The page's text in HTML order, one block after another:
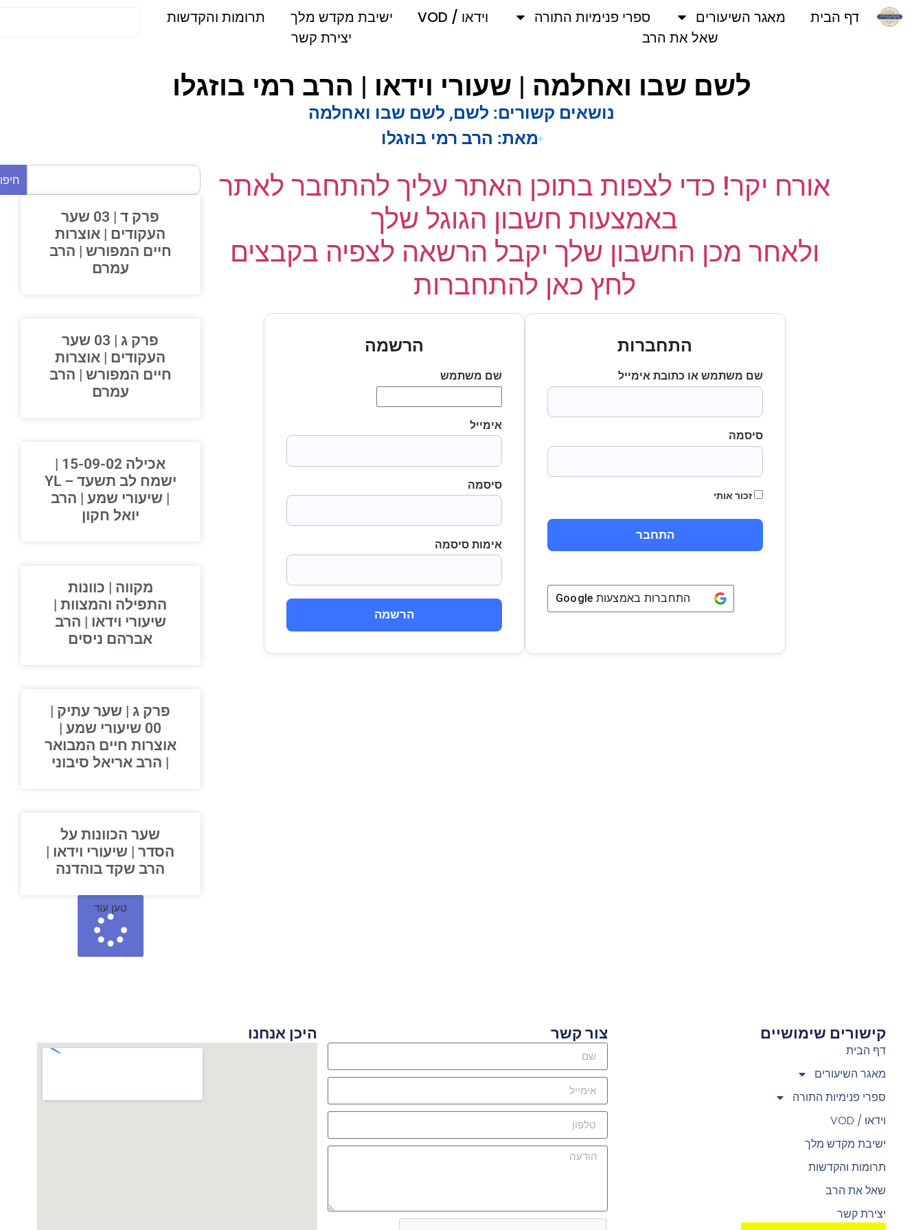
דף הבית מאגר השיעורים ספרי פנימיות התורה וידאו / VOD ישיבת מקדש מלך
תרומות והקדשות
שאל את הרב
יצירת קשר
לשם שבו ואחלמה | שעורי וידאו | הרב רמי בוזגלו
נושאים קשורים: לשם,לשם שבו ואחלמה
מאת:הרב רמי בוזגלו
אורח יקר! כדי לצפות בתוכן האתר עליך להתחבר לאתר
באמצעות חשבון הגוגל שלך
ולאחר מכן החשבון שלך יקבל הרשאה לצפיה בקבצים
לחץ כאן להתחברות
התחברות
שם משתמש או כתובת אימייל
סיסמה
זכור אותי
התחברות באמצעותGoogle
הרשמה
שם משתמש
אימייל
סיסמה
אימות סיסמה
הרשמה
חיפוש
פרק ד | 03 שער
העקודים | אוצרות
חיים המפורש | הרב
עמרם
פרק ג | 03 שער
העקודים | אוצרות
חיים המפורש | הרב
עמרם
אכילה 15-09-02 |
ישמח לב תשעד – YL
| שיעורי שמע | הרב
יואל חקון
מקווה | כוונות
התפילה והמצוות |
שיעורי וידאו | הרב
אברהם ניסים
פרק ג | שער עתיק |
00 שיעורי שמע |
אוצרות חיים המבואר
| הרב אריאל סיבוני
שער הכוונות על
הסדר | שיעורי וידאו |
הרב שקד בוהדנה
טען עוד
קישורים שימושיים
דף הבית
מאגר השיעורים
ספרי פנימיות התורה
וידאו / VOD
ישיבת מקדש מלך
תרומות והקדשות
שאל את הרב
יצירת קשר
צור קשר היכן אנחנו